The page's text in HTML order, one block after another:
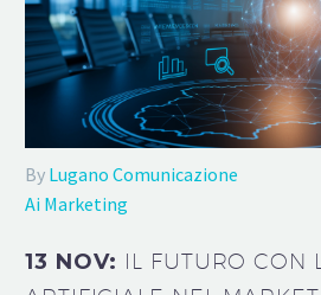
By Lugano Comunicazione
Ai Marketing
13 NOV: IL FUTURO CON